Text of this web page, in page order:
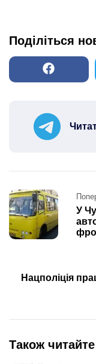
Поділіться
Post
navigation
У
Нацполіція
Також читайте